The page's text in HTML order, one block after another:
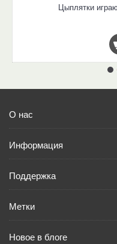
Цыплятки
О нас
Информация
Поддержка
Метки
Новое в блоге